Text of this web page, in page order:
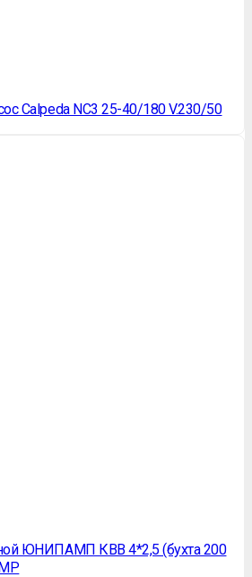
Calpeda NC3 25-40/180 V.230/50
ЮНИПАМП КВВ 4*2,5 (бухта 200